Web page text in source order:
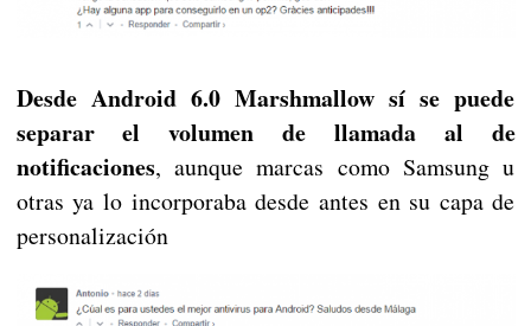
Desde Android 6.0 Marshmallow sí se puede
separar el volumen de llamada al de
notificaciones, aunque marcas como Samsung u
otras ya lo incorporaba desde antes en su capa de
personalización